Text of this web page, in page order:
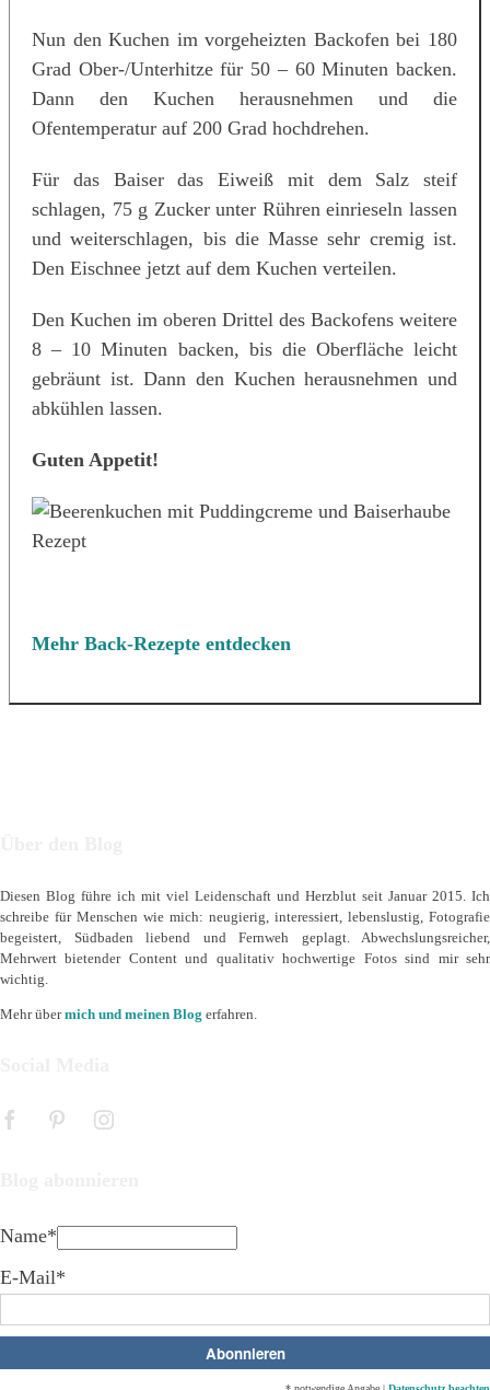
Nun den Kuchen im vorgeheizten Backofen bei 180
Grad Ober-/Unterhitze für 50 – 60 Minuten backen.
Dann den Kuchen herausnehmen und die
Ofentemperatur auf 200 Grad hochdrehen.
Für das Baiser das Eiweiß mit dem Salz steif
schlagen, 75 g Zucker unter Rühren einrieseln lassen
und weiterschlagen, bis die Masse sehr cremig ist.
Den Eischnee jetzt auf dem Kuchen verteilen.
Den Kuchen im oberen Drittel des Backofens weitere
8 – 10 Minuten backen, bis die Oberfläche leicht
gebräunt ist. Dann den Kuchen herausnehmen und
abkühlen lassen.
Guten Appetit!
Mehr Back-Rezepte entdecken
Diesen Blog führe ich mit viel Leidenschaft und Herzblut seit Januar 2015. Ich
schreibe für Menschen wie mich: neugierig, interessiert, lebenslustig, Fotografie
begeistert, Südbaden liebend und Fernweh geplagt. Abwechslungsreicher,
Mehrwert bietender Content und qualitativ hochwertige Fotos sind mir sehr
wichtig.
Mehr übermich und meinen Blog erfahren.
Name*
E-Mail*